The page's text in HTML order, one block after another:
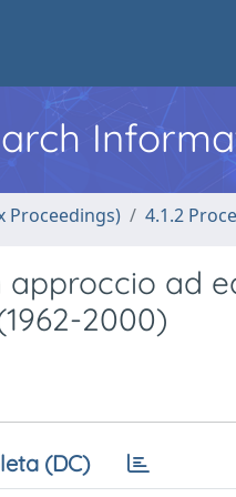
Proceedings) 4.1.2
ad
2000)
(DC)